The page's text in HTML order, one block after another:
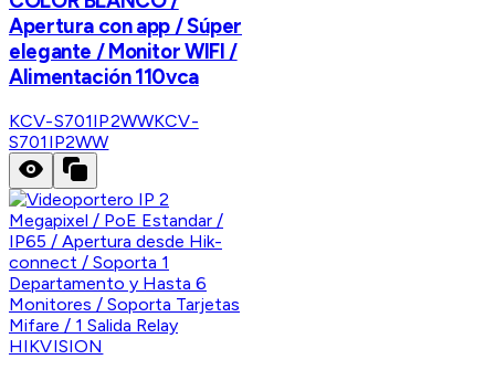
Apertura con app / Súper
elegante / Monitor WIFI /
Alimentación 110vca
KCV-S701IP2WWKCV-
S701IP2WW
HIKVISION